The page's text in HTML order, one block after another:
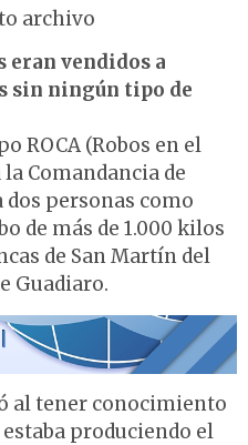
archivo
eran vendidos a
sin ningún tipo de
ROCA (Robos en el
Comandancia de
personas como
de más de 1.000 kilos
de San Martín del
Guadiaro.
al tener conocimiento
produciendo el